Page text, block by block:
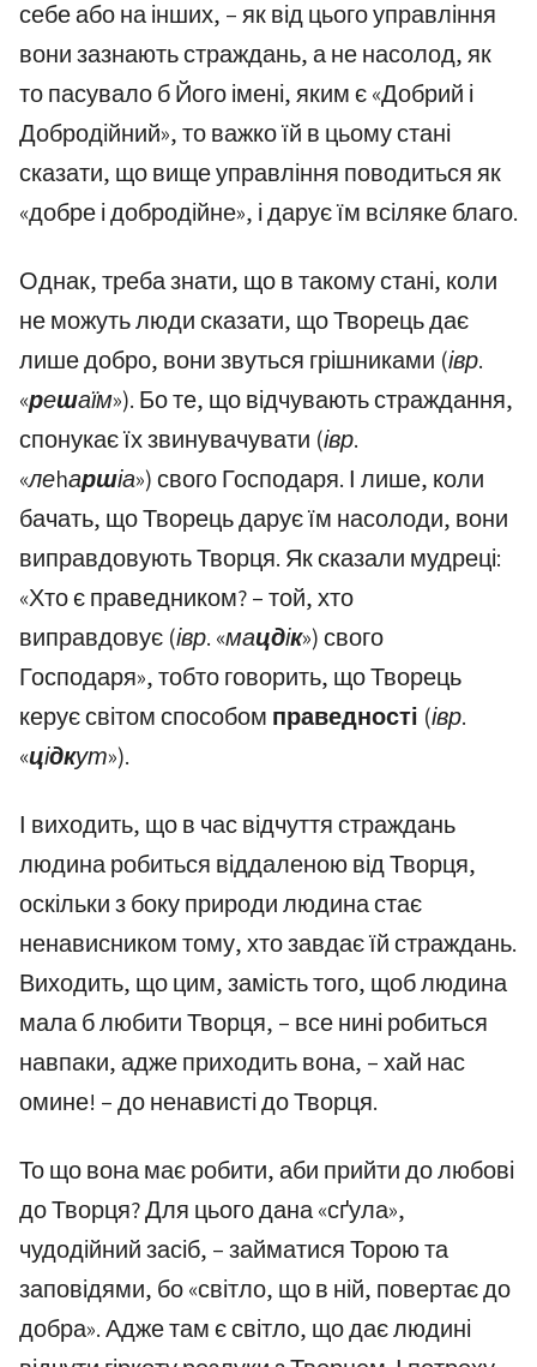
себе або на інших, – як від цього управління
вони зазнають страждань, а не насолод, як
то пасувало б Його імені, яким є «Добрий і
Добродійний», то важко їй в цьому стані
сказати, що вище управління поводиться як
«добре і добродійне», і дарує їм всіляке благо.
Однак, треба знати, що в такому стані, коли
не можуть люди сказати, що Творець дає
лише добро, вони звуться грішниками (івр.
«решаїм»). Бо те, що відчувають страждання,
спонукає їх звинувачувати (івр.
«леhаршіа»)свого Господаря. І лише, коли
бачать, що Творець дарує їм насолоди, вони
виправдовують Творця. Як сказали мудреці:
«Хто є праведником? – той, хто
виправдовує (івр. «мацдік»)свого
Господаря», тобто говорить, що Творець
керує світом способом праведності (івр.
«цідкут»).
І виходить, що в час відчуття страждань
людина робиться віддаленою від Творця,
оскільки з боку природи людина стає
ненависником тому, хто завдає їй страждань.
Виходить, що цим, замість того, щоб людина
мала б любити Творця, – все нині робиться
навпаки, адже приходить вона, – хай нас
омине! – до ненависті до Творця.
То що вона має робити, аби прийти до любові
до Творця? Для цього дана «сґула»,
чудодійний засіб, – займатися Торою та
заповідями, бо «світло, що в ній, повертає до
добра». Адже там є світло, що дає людині